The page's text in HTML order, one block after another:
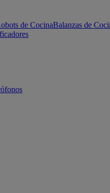
de CocinaBalanzas de